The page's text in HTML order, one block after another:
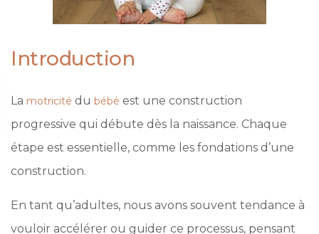
Introduction
La motricité du bébé est une construction
progressive qui débute dès la naissance. Chaque
étape est essentielle, comme les fondations d’une
construction.
En tant qu’adultes, nous avons souvent tendance à
vouloir accélérer ou guider ce processus, pensant